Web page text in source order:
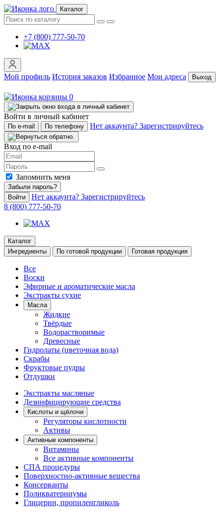
Каталог
+7 (800) 777-50-70
Мой профиль История заказов Избранное Мои адреса Выход
0
Войти в личный кабинет
По e-mail По телефону Нет аккаунта? Зарегистрируйтесь
Вход по e-mail
Запомнить меня
Забыли пароль?
Войти
Нет аккаунта? Зарегистрируйтесь
8 (800) 777-50-70
Каталог
Ингредиенты
По готовой продукции Готовая продукция
Все
Воски
Эфирные и ароматические масла
Экстракты сухие
Масла
Жидкие
Твёрдые
Водорастворимые
Древесные
Гидролаты (цветочная вода)
Скрабы
Фруктовые пудры
Отдушки
Экстракты масляные
Дезинфицирующие средства
Кислоты и щёлочи
Регуляторы кислотности
Активы
Активные компоненты
Витамины
Все активные компоненты
СПА процедуры
Поверхностно-активные вещества
Консерванты
Поликватерниумы
Глицерин, пропиленгликоль